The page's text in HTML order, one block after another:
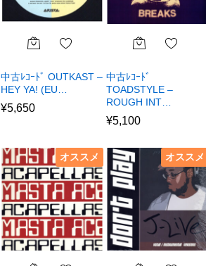
中古ﾚｺｰﾄﾞ OUTKAST –
HEY YA! (EU…
¥5,650
中古ﾚｺｰﾄﾞ
TOADSTYLE –
ROUGH INT…
¥5,100
オススメ オススメ